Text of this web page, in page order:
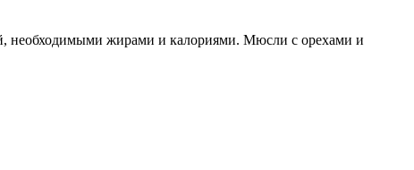
необходимыми жирами и калориями. Мюсли с орехами и